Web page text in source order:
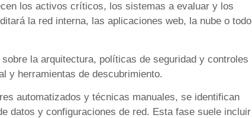
los activos críticos, los sistemas a evaluar y los
la red interna, las aplicaciones web, la nube o todo
sobre la arquitectura, políticas de seguridad y controles
y herramientas de descubrimiento.
automatizados y técnicas manuales, se identifican
datos y configuraciones de red. Esta fase suele incluir